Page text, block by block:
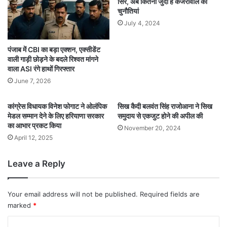
पंजाब में CBI का बड़ा एक्शन, एक्सीडेंट
वाली गाड़ी छोड़ने के बदले रिश्वत मांगने
वाला ASI रंगे हाथों गिरफ्तार
June 7, 2026
चुनौतियां
July 4, 2024
कांग्रेस विधायक विनेश फोगाट ने ओलंपिक
मेडल सम्मान देने के लिए हरियाणा सरकार
का आभार प्रकट किया
April 12, 2025
सिख कैदी बलवंत सिंह राजोआना ने सिख
समुदाय से एकजुट होने की अपील की
November 20, 2024
Leave a Reply
Your email address will not be published. Required fields are
marked *